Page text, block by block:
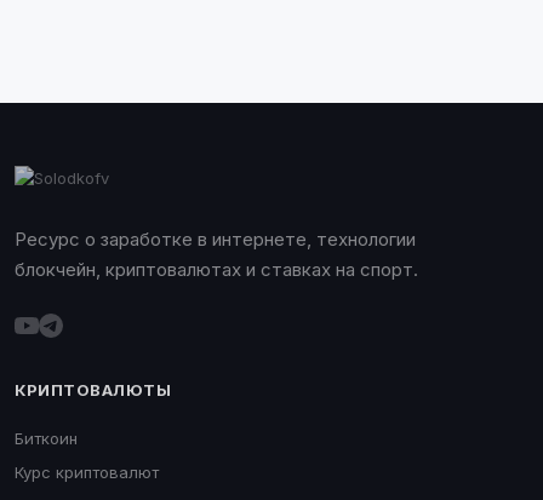
Ресурс о заработке в интернете, технологии
блокчейн, криптовалютах и ставках на спорт.
КРИПТОВАЛЮТЫ
Биткоин
Курс криптовалют